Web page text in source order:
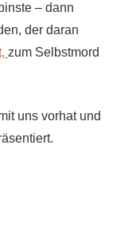
– dann
der daran
zum Selbstmord
uns vorhat und